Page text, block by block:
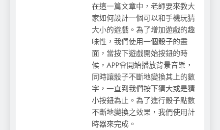
在這一篇文章中，老師要來教大
家如何設計一個可以和手機玩猜
大小的遊戲。為了增加遊戲的趣
味性，我們使用一個骰子的畫
面，當按下遊戲開始按鈕的時
候，APP會開始播放背景音樂，
同時讓骰子不斷地變換其上的數
字，一直到我們按下猜大或是猜
小按鈕為止。為了進行骰子點數
不斷地變換之效果，我們使用計
時器來完成。